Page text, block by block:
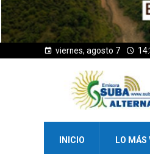
viernes, agosto 7
INICIO LO MÁS